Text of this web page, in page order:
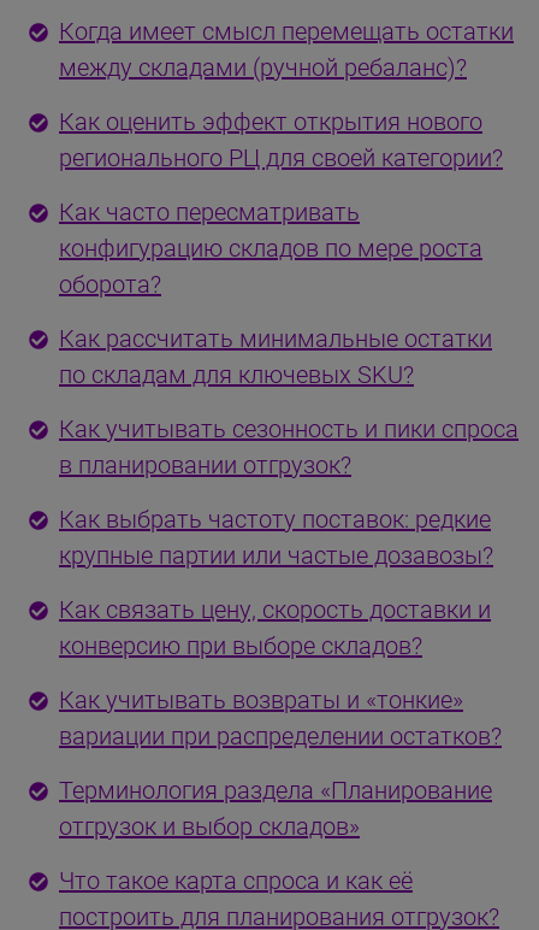
Когда имеет смысл перемещать остатки
между складами (ручной ребаланс)?
Как оценить эффект открытия нового
регионального РЦ для своей категории?
Как часто пересматривать
конфигурацию складов по мере роста
оборота?
Как рассчитать минимальные остатки
по складам для ключевых SKU?
Как учитывать сезонность и пики спроса
в планировании отгрузок?
Как выбрать частоту поставок: редкие
крупные партии или частые дозавозы?
Как связать цену, скорость доставки и
конверсию при выборе складов?
Как учитывать возвраты и «тонкие»
вариации при распределении остатков?
Терминология раздела «Планирование
отгрузок и выбор складов»
Что такое карта спроса и как её
построить для планирования отгрузок?